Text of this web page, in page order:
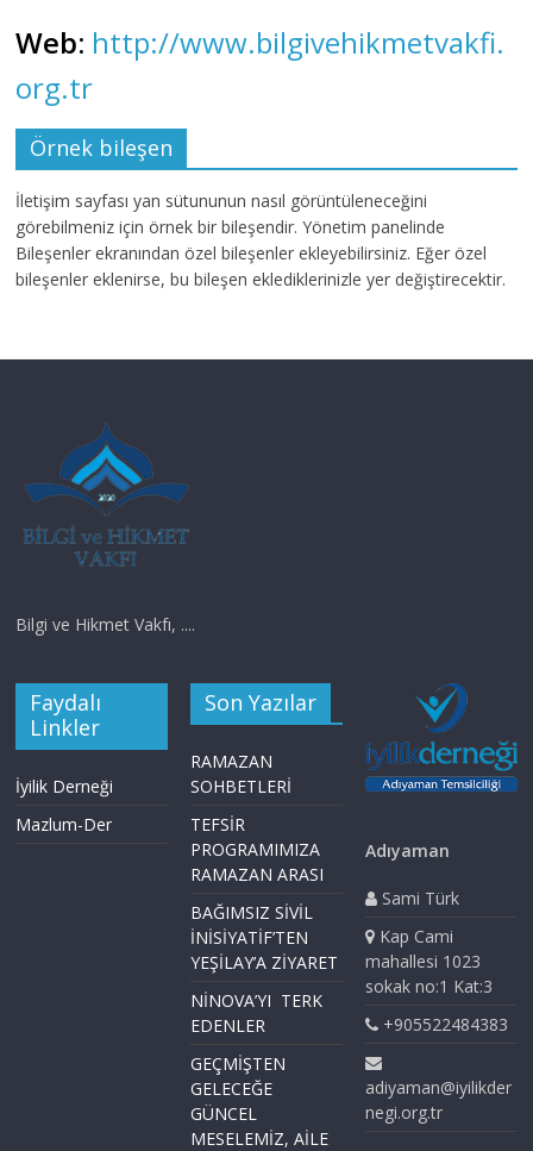
Web: http://www.bilgivehikmetvakfi.
org.tr
Örnek bileşen
İletişim sayfası yan sütununun nasıl görüntüleneceğini
görebilmeniz için örnek bir bileşendir. Yönetim panelinde
Bileşenler ekranından özel bileşenler ekleyebilirsiniz. Eğer özel
bileşenler eklenirse, bu bileşen eklediklerinizle yer değiştirecektir.
Bilgi ve Hikmet Vakfı, ....
Faydalı
Linkler
İyilik Derneği
Mazlum-Der
Son Yazılar
RAMAZAN
SOHBETLERİ
TEFSİR
PROGRAMIMIZA
RAMAZAN ARASI
BAĞIMSIZ SİVİL
İNİSİYATİF’TEN
YEŞİLAY’A ZİYARET
NİNOVA’YI TERK
EDENLER
GEÇMİŞTEN
GELECEĞE
GÜNCEL
MESELEMİZ, AİLE
Adıyaman
Sami Türk
Kap Cami
mahallesi 1023
sokak no:1 Kat:3
+905522484383
adiyaman@iyilikder
negi.org.tr